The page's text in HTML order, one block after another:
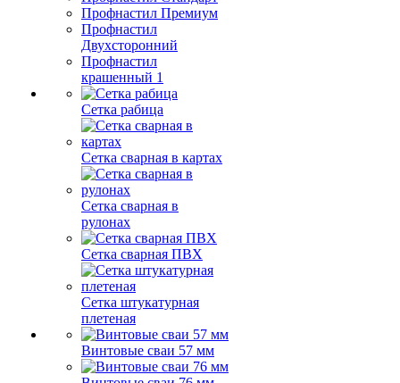
Профнастил Премиум
Профнастил
Двухсторонний
Профнастил
крашенный 1
Сетка рабица
Сетка сварная в картах
Сетка сварная в
рулонах
Сетка сварная ПВХ
Сетка штукатурная
плетеная
Винтовые сваи 57 мм